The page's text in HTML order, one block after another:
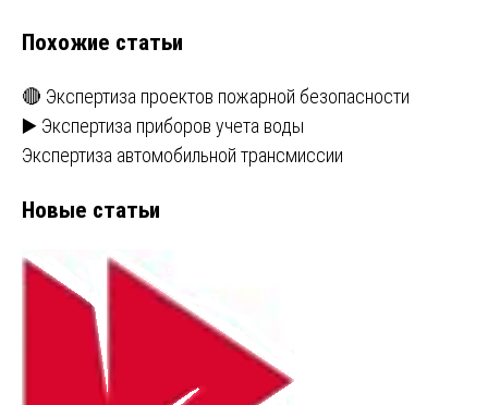
Похожие статьи
🔴 Экспертиза проектов пожарной безопасности
▶️ Экспертиза приборов учета воды
Экспертиза автомобильной трансмиссии
Новые статьи